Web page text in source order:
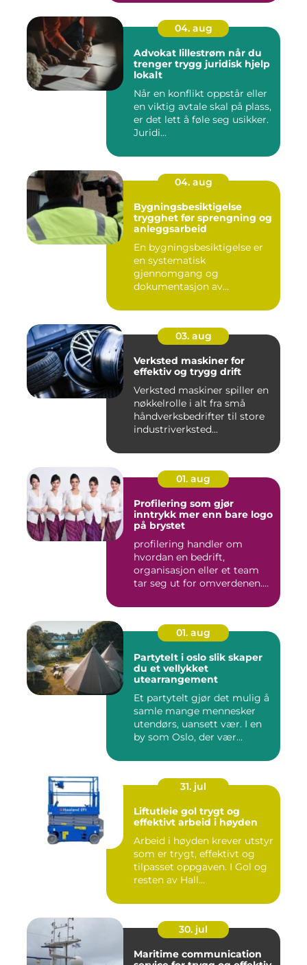
04. aug
Advokat lillestrøm når du
trenger trygg juridisk hjelp
lokalt
Når en konflikt oppstår eller
en viktig avtale skal på plass,
er det lett å føle seg usikker.
Juridi...
04. aug
Bygningsbesiktigelse
trygghet før sprengning og
anleggsarbeid
En bygningsbesiktigelse er
en systematisk
gjennomgang og
dokumentasjon av
konstruksjone...
03. aug
Verksted maskiner for
effektiv og trygg drift
Verksted maskiner spiller en
nøkkelrolle i alt fra små
håndverksbedrifter til store
industriverksted...
01. aug
Profilering som gjør
inntrykk mer enn bare logo
på brystet
profilering handler om
hvordan en bedrift,
organisasjon eller et team
tar seg ut for omverdenen.
01. aug
Partytelt i oslo slik skaper
du et vellykket
utearrangement
Et partytelt gjør det mulig å
samle mange mennesker
utendørs, uansett vær. I en
by som Oslo, der vær...
31. jul
Liftutleie gol trygt og
effektivt arbeid i høyden
Arbeid i høyden krever utstyr
som er trygt, effektivt og
tilpasset oppgaven. I Gol og
resten av Hall...
30. jul
Maritime communication